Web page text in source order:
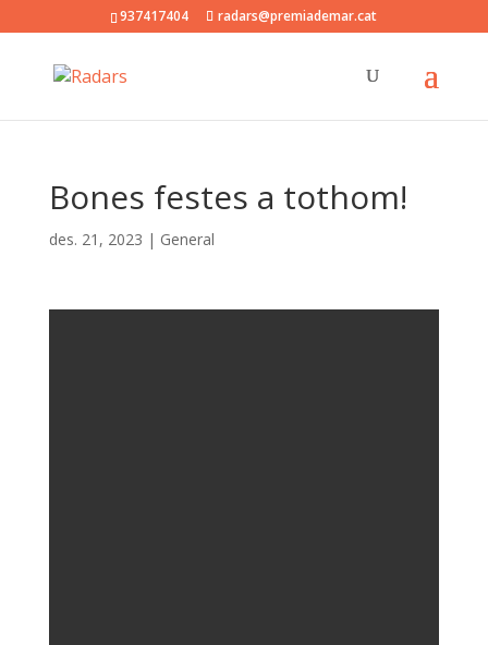
937417404 radars@premiademar.cat
Bones festes a tothom!
des. 21, 2023 | General